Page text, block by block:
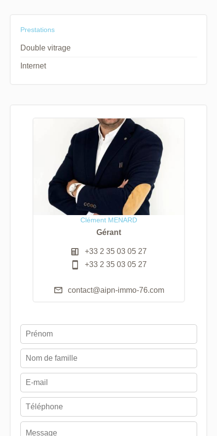
Prestations
Double vitrage
Internet
Clément MENARD
Gérant
+33 2 35 03 05 27
+33 2 35 03 05 27
contact@aipn-immo-76.com